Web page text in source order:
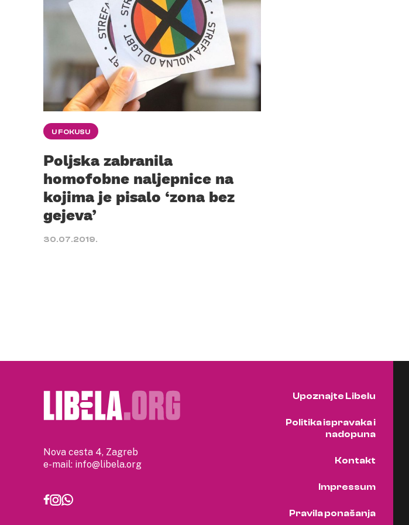
U FOKUSU
Poljska zabranila
homofobne naljepnice na
kojima je pisalo ‘zona bez
gejeva’
30.07.2019.
Nova cesta 4, Zagreb
e-mail: info@libela.org
Upoznajte Libelu
Politika ispravaka i
nadopuna
Kontakt
Impressum
Pravila ponašanja